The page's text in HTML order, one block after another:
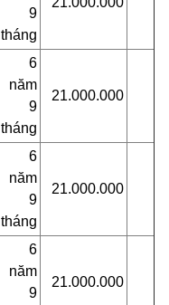
9
tháng
6
năm
9
tháng
21.000.000
6
năm
9
tháng
21.000.000
6
năm
9
21.000.000